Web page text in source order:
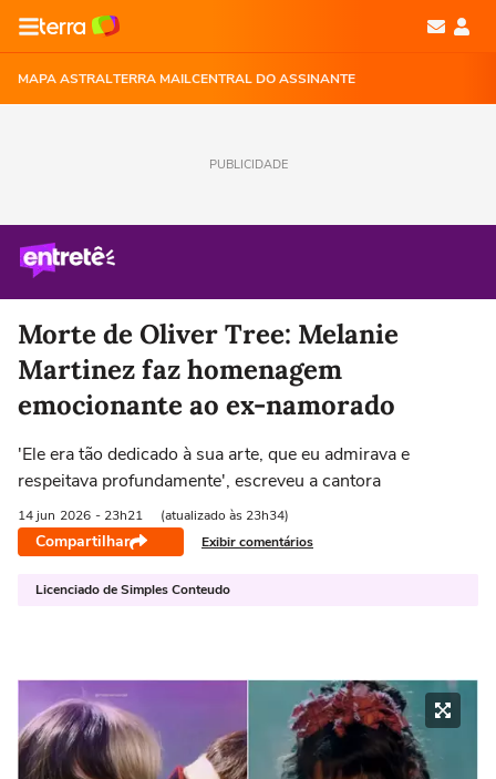
MAPA ASTRALTERRA MAILCENTRAL DO ASSINANTE
PUBLICIDADE
Morte de Oliver Tree: Melanie
Martinez faz homenagem
emocionante ao ex-namorado
'Ele era tão dedicado à sua arte, que eu admirava e
respeitava profundamente', escreveu a cantora
14 jun 2026 - 23h21 (atualizado às 23h34)
Compartilhar Exibir comentários
Licenciado de Simples Conteudo